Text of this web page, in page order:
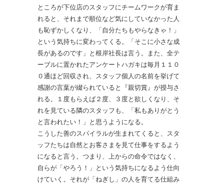
ところが下位店のスタッフにチームワークが育ま
れると、それまで順位など気にしていなかった人
も恥ずかしくなり、「自分たちもやらなきゃ！」
という気持ちに変わってくる。「そこに小さな成
長があるのです」と根岸社長は言う。また、全テ
ーブルに置かれたアンケートハガキは毎月１１０
０通ほど回収され、スタッフ個人の名前を挙げて
感謝の言葉が綴られていると『親切賞』が授与さ
れる。１度もらえば２度、３度と欲しくなり、そ
れを見ている隣のスタッフも、「私もありがとう
と言われたい！」と思うようになる。
こうした善のスパイラルが生まれてくると、スタ
ッフたちは自然とお客さまを見て仕事をするよう
になると言う。つまり、上からの命令ではなく、
自らが「やろう！」という気持ちになるよう仕向
けていく。それが「ねぎし」の人を育てる仕組み